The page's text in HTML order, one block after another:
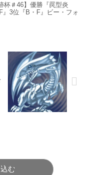
杯＃46】優勝『罠型炎
』3位『B・F』ビー・フォ
む